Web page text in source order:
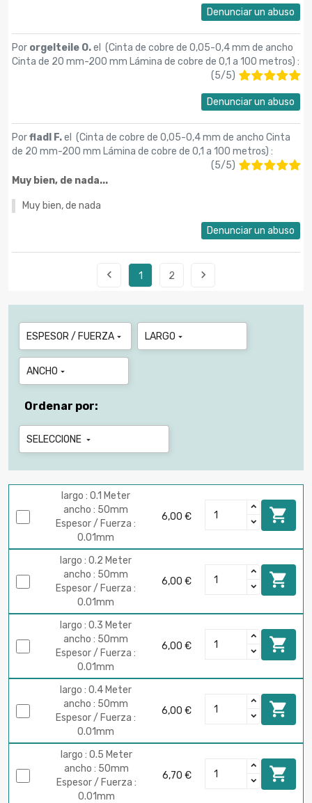
Denunciar un abuso
Por orgelteile O.el (Cinta de cobre de 0,05-0,4 mm de ancho
Cinta de 20 mm-200 mm Lámina de cobre de 0,1 a 100 metros) :
(5/5)
Denunciar un abuso
Porfladl F.el (Cinta de cobre de 0,05-0,4 mm de ancho Cinta
de 20 mm-200 mm Lámina de cobre de 0,1 a 100 metros) :
(5/5)
Muy bien, de nada...
Muy bien, de nada
Denunciar un abuso
 1 2 
ESPESOR / FUERZA  LARGO 
ANCHO 
Ordenar por:
SELECCIONE 
largo : 0.1 Meter
ancho : 50mm
Espesor / Fuerza :
0.01mm
6,00 € 
largo : 0.2 Meter
ancho : 50mm
Espesor / Fuerza :
0.01mm
6,00 € 
largo : 0.3 Meter
ancho : 50mm
Espesor / Fuerza :
0.01mm
6,00 € 
largo : 0.4 Meter
ancho : 50mm
Espesor / Fuerza :
0.01mm
6,00 € 
largo : 0.5 Meter
ancho : 50mm
Espesor / Fuerza :
0.01mm
6,70 € 